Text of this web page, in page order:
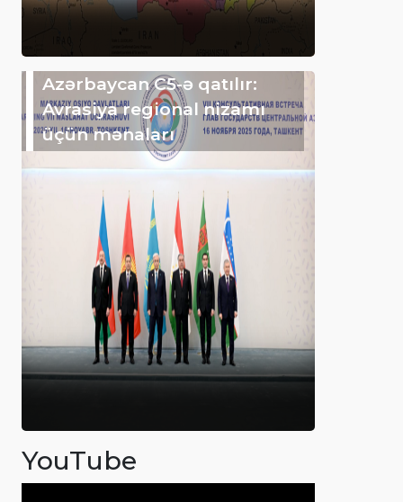
Azərbaycan C5-ə qatılır:
Avrasiya regional nizamı
üçün mənaları
YouTube